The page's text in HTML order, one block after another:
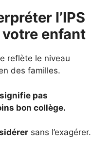
l’IPS
enfant
reflète le niveau
des familles.
pas
bon collège.
sans l’exagérer.